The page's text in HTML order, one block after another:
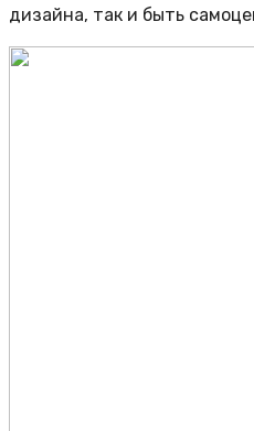
дизайна, так и быть